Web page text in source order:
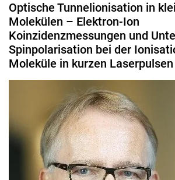
Über ELCH
Forschungsprojekte
Projektbereiche erste Förderperiode
Optische Tunnelionisation in
Molekülen – Elektron-Ion
Koinzidenzmessungen und
Spinpolarisation bei der
Moleküle in kurzen Laserpulsen